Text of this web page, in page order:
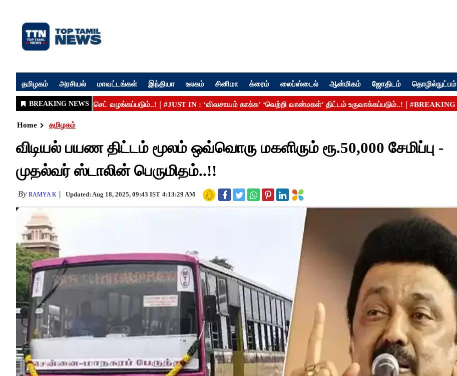
தமிழகம் அரசியல் மாவட்டங்கள் இந்தியா உலகம் சினிமா க்ரைம் லைப்ஸ்டைல் ஆன்மிகம் ஜோதிடம் தொழில்நுட்பம்
Home தமிழகம்
விடியல் பயண திட்டம் மூலம் ஒவ்வொரு மகளிரும் ரூ.50,000 சேமிப்பு -
முதல்வர் ஸ்டாலின் பெருமிதம்..!!
By RAMYA K Updated: Aug 18, 2025, 09:43 IST 4:13:29 AM